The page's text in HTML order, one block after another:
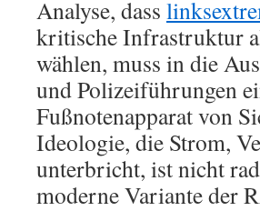
Analyse, dass
kritische Infrastruktur
wählen, muss in die
und Polizeiführungen
Fußnotenapparat von
Ideologie, die Strom,
unterbricht, ist nicht
moderne Variante der